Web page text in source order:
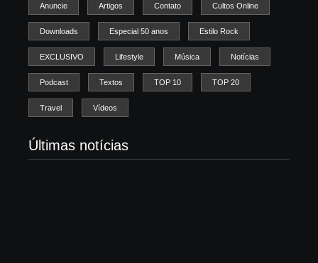
Anuncie Artigos Contato Cultos Online
Downloads Especial 50 anos Estilo Rock
EXCLUSIVO Lifestyle Música Notícias
Podcast Textos TOP 10 TOP 20
Travel Vídeos
Últimas notícias